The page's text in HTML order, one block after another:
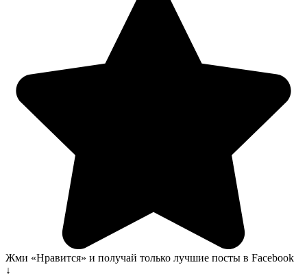
Жми «Нравится» и получай только лучшие посты в Facebook
↓